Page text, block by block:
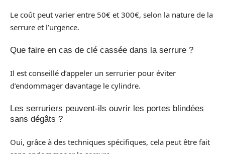
Le coût peut varier entre 50€ et 300€, selon la nature de la
serrure et l’urgence.
Que faire en cas de clé cassée dans la serrure ?
Il est conseillé d’appeler un serrurier pour éviter
d’endommager davantage le cylindre.
Les serruriers peuvent-ils ouvrir les portes blindées
sans dégâts ?
Oui, grâce à des techniques spécifiques, cela peut être fait